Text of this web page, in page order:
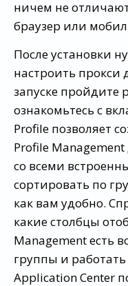
ничем не
браузер или
После установки
настроить прокси
запуске пройдите
ознакомьтесь с
Profile позволяет
Profile
со всеми
сортировать по
как вам удобно.
какие столбцы
Management есть
группы и
Application Center